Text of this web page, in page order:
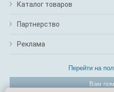
Каталог товаров
Партнерство
Реклама
Перейти на
Вам